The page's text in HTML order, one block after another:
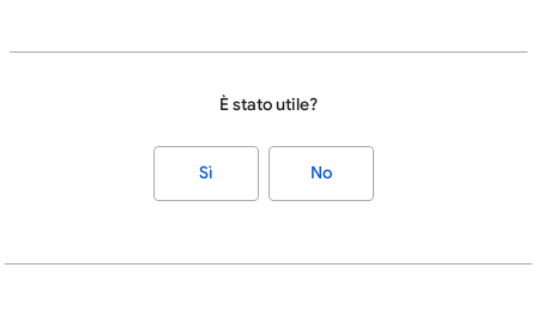
È stato utile?
Sì No